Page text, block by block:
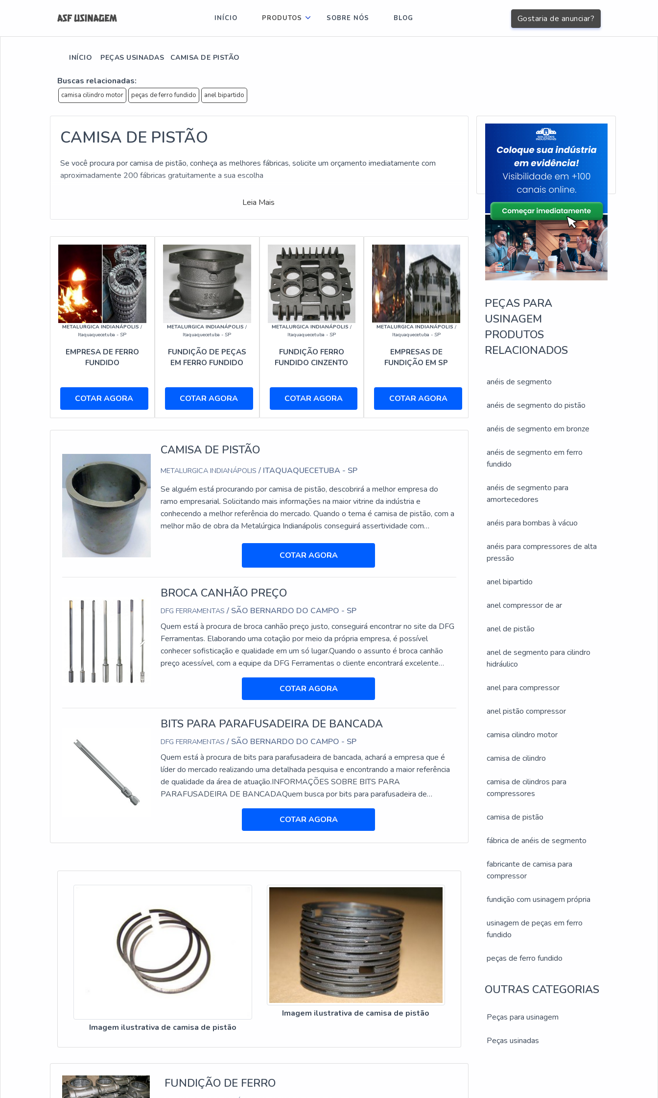
Gostaria de anunciar?
INÍCIO PRODUTOS SOBRE NÓS BLOG
INÍCIO PEÇAS USINADAS CAMISA DE PISTÃO
Buscas relacionadas:
camisa cilindro motor peças de ferro fundido anel bipartido
CAMISA DE PISTÃO
Se você procura por camisa de pistão, conheça as melhores fábricas, solicite um orçamento imediatamente com
aproximadamente 200 fábricas gratuitamente a sua escolha
Leia Mais
METALURGICA INDIANÁPOLIS /
Itaquaquecetuba - SP
EMPRESA DE FERRO
FUNDIDO
COTAR AGORA
METALURGICA INDIANÁPOLIS /
Itaquaquecetuba - SP
FUNDIÇÃO DE PEÇAS
EM FERRO FUNDIDO
COTAR AGORA
METALURGICA INDIANÁPOLIS /
Itaquaquecetuba - SP
FUNDIÇÃO FERRO
FUNDIDO CINZENTO
COTAR AGORA
METALURGICA INDIANÁPOLIS /
Itaquaquecetuba - SP
EMPRESAS DE
FUNDIÇÃO EM SP
COTAR AGORA
CAMISA DE PISTÃO
METALURGICA INDIANÁPOLIS/ ITAQUAQUECETUBA - SP
Se alguém está procurando por camisa de pistão, descobrirá a melhor empresa do
ramo empresarial. Solicitando mais informações na maior vitrine da indústria e
conhecendo a melhor referência do mercado. Quando o tema é camisa de pistão, com a
melhor mão de obra da Metalúrgica Indianápolis conseguirá assertividade com
INFORMAÇÕES SOBRE CAMISA DE PISTÃO Há muitas maneiras ef...
COTAR AGORA
BROCA CANHÃO PREÇO
DFG FERRAMENTAS/ SÃO BERNARDO DO CAMPO - SP
Quem está à procura de broca canhão preço justo, conseguirá encontrar no site da DFG
Ferramentas. Elaborando uma cotação por meio da própria empresa, é possível
conhecer sofisticação e qualidade em um só lugar.Quando o assunto é broca canhão
preço acessível, com a equipe da DFG Ferramentas o cliente encontrará excelente
custo-benefício com setor exclusivo de assistência técnica para suprir a necessidade
de cada cliente.BROCA CANHÃO PREÇ...COTAR AGORA
BITS PARA PARAFUSADEIRA DE BANCADA
DFG FERRAMENTAS/ SÃO BERNARDO DO CAMPO - SP
Quem está à procura de bits para parafusadeira de bancada, achará a empresa que é
líder do mercado realizando uma detalhada pesquisa e encontrando a maior referência
de qualidade da área de atuação.INFORMAÇÕES SOBRE BITS PARA
PARAFUSADEIRA DE BANCADAQuem busca por bits para parafusadeira de
bancada em uma empresa responsável, encontra na DFG Ferramentas. Na companhia
também é possível encontrar brocas com insertos intercambiáveis e cabe...
COTAR AGORA
Imagem ilustrativa de camisa de pistão
Imagem ilustrativa de camisa de pistão
FUNDIÇÃO DE FERRO
PEÇAS PARA
USINAGEM
PRODUTOS
RELACIONADOS
anéis de segmento
anéis de segmento do pistão
anéis de segmento em bronze
anéis de segmento em ferro
fundido
anéis de segmento para
amortecedores
anéis para bombas à vácuo
anéis para compressores de alta
pressão
anel bipartido
anel compressor de ar
anel de pistão
anel de segmento para cilindro
hidráulico
anel para compressor
anel pistão compressor
camisa cilindro motor
camisa de cilindro
camisa de cilindros para
compressores
camisa de pistão
fábrica de anéis de segmento
fabricante de camisa para
compressor
fundição com usinagem própria
usinagem de peças em ferro
fundido
peças de ferro fundido
OUTRAS CATEGORIAS
Peças para usinagem
Peças usinadas